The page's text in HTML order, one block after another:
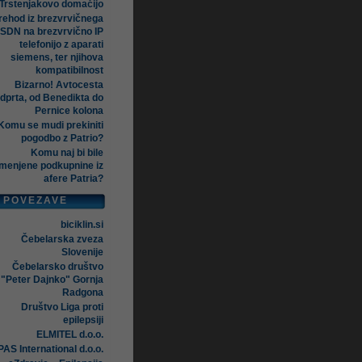
Trstenjakovo domačijo
iz brezvrvičnega
ISDN na brezvrvično IP
telefonijo z aparati
siemens, ter njihova
kompatibilnost
Bizarno! Avtocesta
od Benedikta do
Pernice kolona
Komu se mudi prekiniti
pogodbo z Patrio?
Komu naj bi bile
podkupnine iz
afere Patria?
POVEZAVE
biciklin.si
Čebelarska zveza
Slovenije
Čebelarsko društvo
"Peter Dajnko" Gornja
Radgona
Društvo Liga proti
epilepsiji
ELMITEL d.o.o.
International d.o.o.